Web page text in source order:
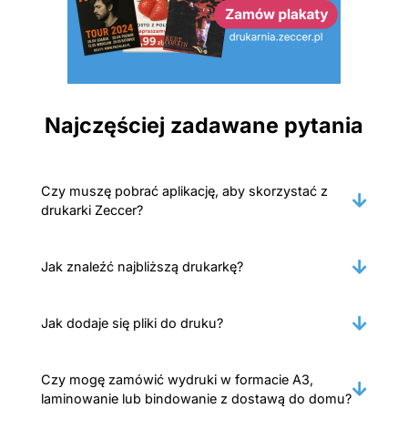
Najczęściej zadawane pytania
Czy muszę pobrać aplikację, aby skorzystać z
drukarki Zeccer?
Jak znaleźć najbliższą drukarkę?
Jak dodaje się pliki do druku?
Czy mogę zamówić wydruki w formacie A3,
laminowanie lub bindowanie z dostawą do domu?